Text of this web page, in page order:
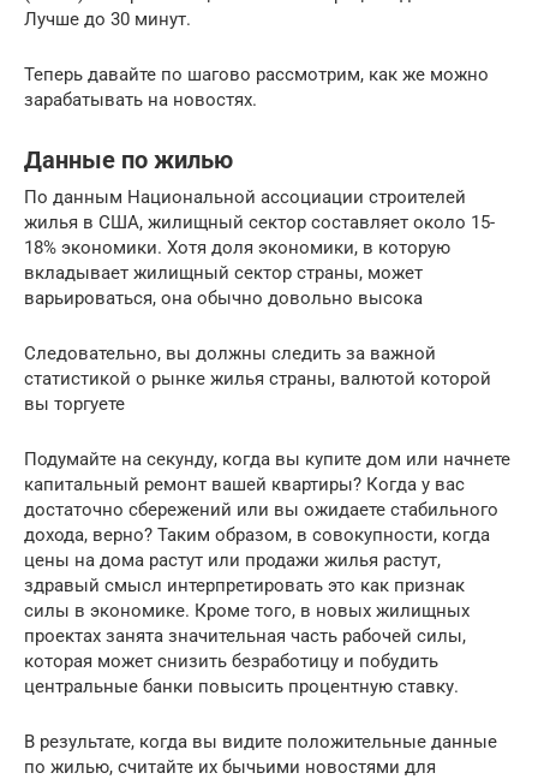
Лучше до 30 минут.
Теперь давайте по шагово рассмотрим, как же можно
зарабатывать на новостях.
Данные по жилью
По данным Национальной ассоциации строителей
жилья в США, жилищный сектор составляет около 15-
18% экономики. Хотя доля экономики, в которую
вкладывает жилищный сектор страны, может
варьироваться, она обычно довольно высока
Следовательно, вы должны следить за важной
статистикой о рынке жилья страны, валютой которой
вы торгуете
Подумайте на секунду, когда вы купите дом или начнете
капитальный ремонт вашей квартиры? Когда у вас
достаточно сбережений или вы ожидаете стабильного
дохода, верно? Таким образом, в совокупности, когда
цены на дома растут или продажи жилья растут,
здравый смысл интерпретировать это как признак
силы в экономике. Кроме того, в новых жилищных
проектах занята значительная часть рабочей силы,
которая может снизить безработицу и побудить
центральные банки повысить процентную ставку.
В результате, когда вы видите положительные данные
по жилью, считайте их бычьими новостями для